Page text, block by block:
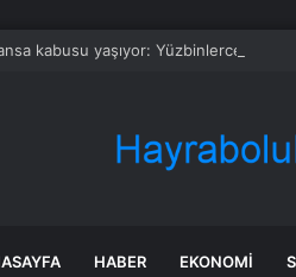
kabusu yaşıyor: Yüzbinlerce kişi
HABER EKONOMI